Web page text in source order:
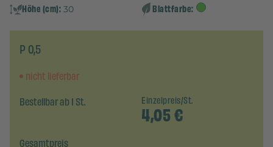
Höhe (cm): 30 Blattfarbe:
P 0,5
nicht lieferbar
Bestellbar ab 1 St.
Einzelpreis/St.
4,05€
Gesamtpreis